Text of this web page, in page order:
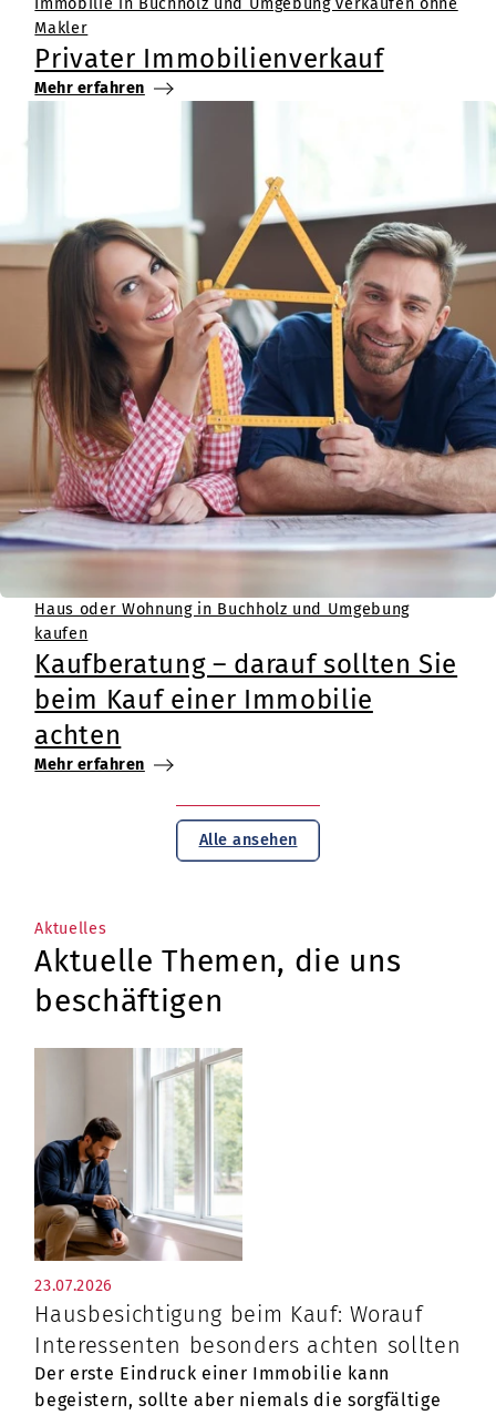
Immobilie in Buchholz und Umgebung verkaufen ohne
Makler
Privater Immobilienverkauf
Mehr erfahren
Haus oder Wohnung in Buchholz und Umgebung
kaufen
Kaufberatung – darauf sollten Sie
beim Kauf einer Immobilie
achten
Mehr erfahren
Alle ansehen
Aktuelles
Aktuelle Themen, die uns
beschäftigen
23.07.2026
Hausbesichtigung beim Kauf: Worauf
Interessenten besonders achten sollten
Der erste Eindruck einer Immobilie kann
begeistern, sollte aber niemals die sorgfältige